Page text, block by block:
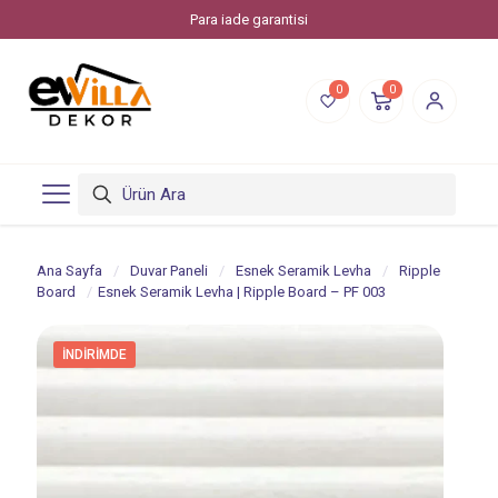
Evvilla Dekor, Piksstone'un bir online alışveriş markasıdır.
0 0
Ana Sayfa / Duvar Paneli / Esnek Seramik Levha /
Ripple
Board
/ Esnek Seramik Levha | Ripple Board – PF 003
İNDIRIMDE